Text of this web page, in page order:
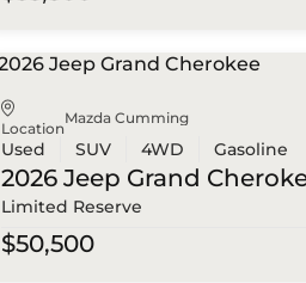
Location
Mazda Cumming
Used SUV 4WD Gasoline
2026 Jeep Grand
Limited Reserve
$50,500